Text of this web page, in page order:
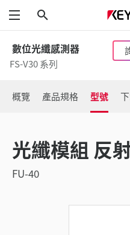
功能表
數位光纖感測器
FS-V30 系列
概覽 產品規格 型號
光纖模組 反
FU-40